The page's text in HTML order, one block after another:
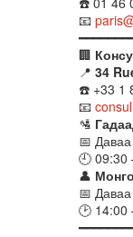
📧
🏢
📍 34
☎️ +33 1
📧
🛂
📅
🕘 09:30
👤
📅
🕑 14:00